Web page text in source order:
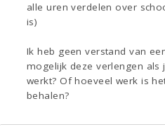
alle uren verdelen over
is)
Ik heb geen verstand van
mogelijk deze verlengen als
werkt? Of hoeveel werk is
behalen?